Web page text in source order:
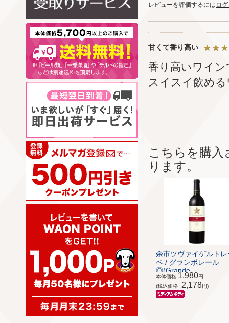
レビューを評価するには ロ
甘くて香り高い
香り高いワイ
スイスイ飲め
こちらを購
ります。
余市ツヴァイゲルトレ
ベ / グランポレール
◎(Grande ...
本体価格 1,980円
(税込価格
2,178円)